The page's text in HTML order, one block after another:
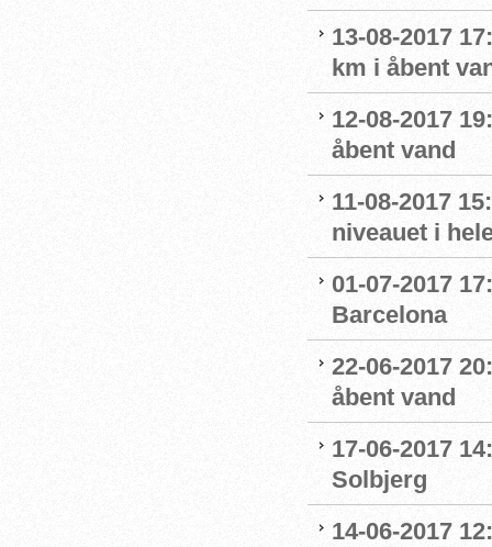
13-08-2017
km i åbent
12-08-2017
åbent vand
11-08-2017
niveauet i
01-07-2017
Barcelona
22-06-2017
åbent vand
17-06-2017
Solbjerg
14-06-2017